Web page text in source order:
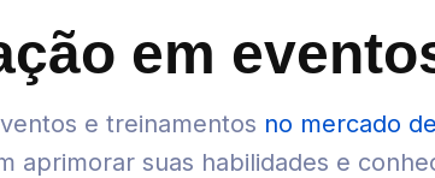
em
e treinamentos no mercado de
aprimorar suas habilidades e